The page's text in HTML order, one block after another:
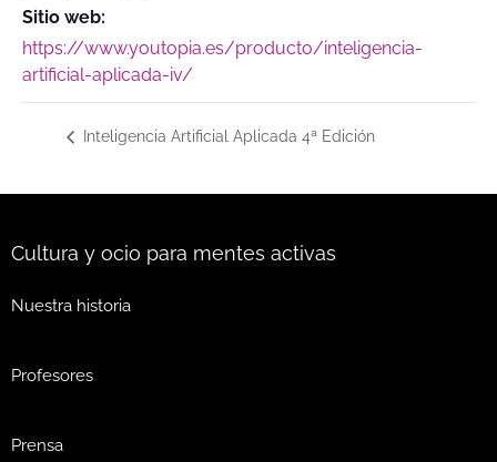
Sitio web:
https://www.youtopia.es/producto/inteligencia-
artificial-aplicada-iv/
Inteligencia Artificial Aplicada 4ª Edición
Cultura y ocio para mentes activas
Nuestra historia
Profesores
Prensa